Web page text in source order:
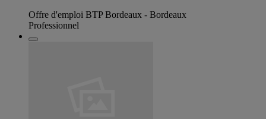
Offre d'emploi BTP Bordeaux - Bordeaux
Professionnel